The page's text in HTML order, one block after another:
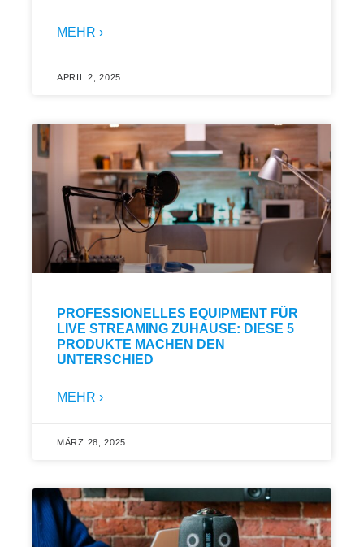
MEHR ›
APRIL 2, 2025
PROFESSIONELLES EQUIPMENT FÜR
LIVE STREAMING ZUHAUSE: DIESE 5
PRODUKTE MACHEN DEN
UNTERSCHIED
MEHR ›
MÄRZ 28, 2025